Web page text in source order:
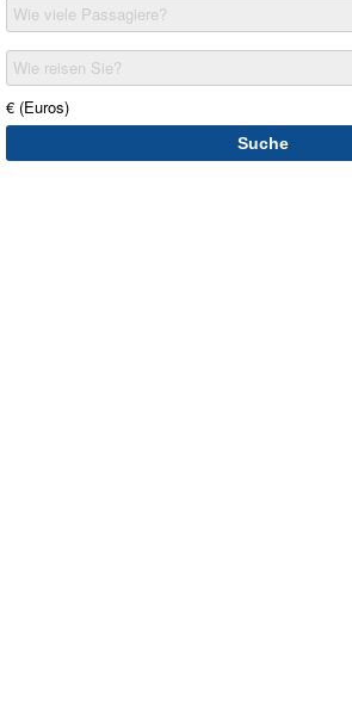
Wie viele Passagiere?
Wie reisen Sie?
€ (Euros)
Suche